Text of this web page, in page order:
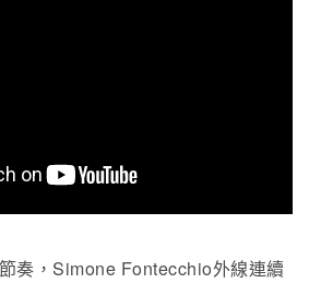
奏，Simone Fontecchio外線連續